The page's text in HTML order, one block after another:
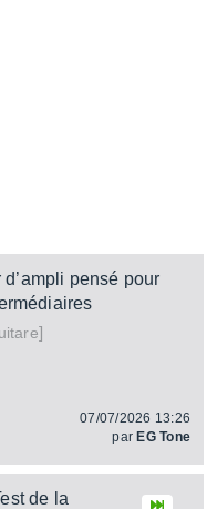
pensé pour
]
07/07/2026 13:26
par EG Tone
de la